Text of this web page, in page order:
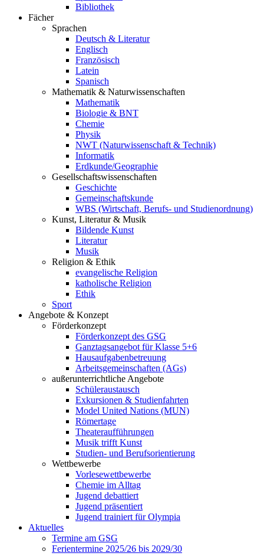
Bibliothek
Fächer
Sprachen
Deutsch & Literatur
Englisch
Französisch
Latein
Spanisch
Mathematik & Naturwissenschaften
Mathematik
Biologie & BNT
Chemie
Physik
NWT (Naturwissenschaft & Technik)
Informatik
Erdkunde/Geographie
Gesellschaftswissenschaften
Geschichte
Gemeinschaftskunde
WBS (Wirtschaft, Berufs- und Studienordnung)
Kunst, Literatur & Musik
Bildende Kunst
Literatur
Musik
Religion & Ethik
evangelische Religion
katholische Religion
Ethik
Sport
Angebote & Konzept
Förderkonzept
Förderkonzept des GSG
Ganztagsangebot für Klasse 5+6
Hausaufgabenbetreuung
Arbeitsgemeinschaften (AGs)
außerunterrichtliche Angebote
Schüleraustausch
Exkursionen & Studienfahrten
Model United Nations (MUN)
Römertage
Theateraufführungen
Musik trifft Kunst
Studien- und Berufsorientierung
Wettbewerbe
Vorlesewettbewerbe
Chemie im Alltag
Jugend debattiert
Jugend präsentiert
Jugend trainiert für Olympia
Aktuelles
Termine am GSG
Ferientermine 2025/26 bis 2029/30